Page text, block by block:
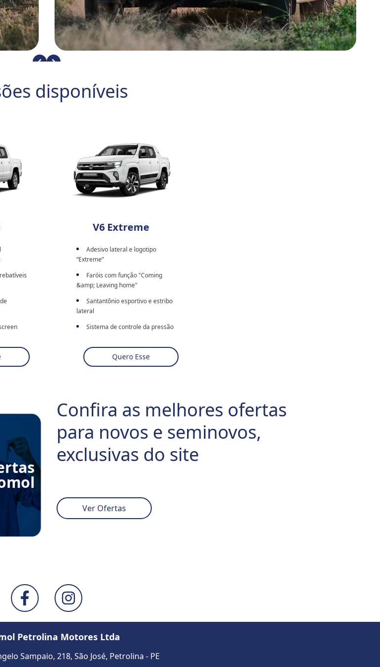
disponíveis
V6 Extreme
Adesivo lateral e logotipo
“Extreme”
Faróis com função "Coming
&amp; Leaving home"
Santantônio esportivo e estribo
lateral
Sistema de controle da pressão
Sistema de som touchscreen
"Composition Touch II" com tela de
Quero Esse
Confira as melhores ofertas
para novos e seminovos,
exclusivas do site
Ver Ofertas
Petrolina Motores Ltda
Sampaio, 218, São José, Petrolina - PE